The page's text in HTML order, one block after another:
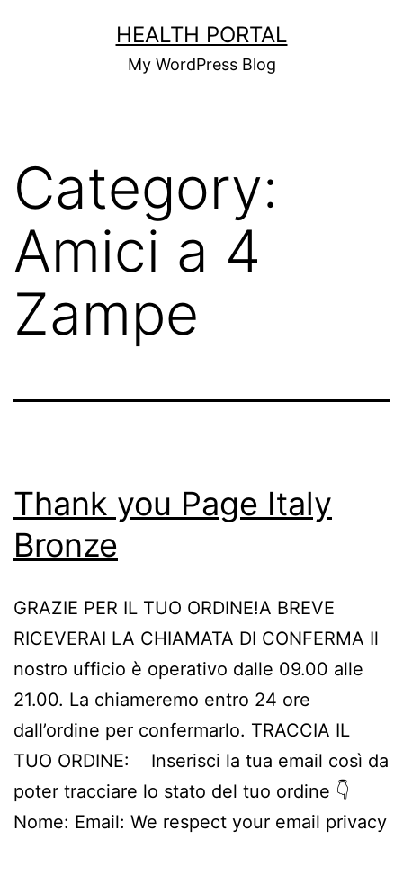
HEALTH PORTAL
My WordPress Blog
Category:
Amici a 4
Zampe
Thank you Page Italy
Bronze
GRAZIE PER IL TUO ORDINE!A BREVE
RICEVERAI LA CHIAMATA DI CONFERMA Il
nostro ufficio è operativo dalle 09.00 alle
21.00. La chiameremo entro 24 ore
dall’ordine per confermarlo. TRACCIA IL
TUO ORDINE: Inserisci la tua email così da
poter tracciare lo stato del tuo ordine 👇
Nome: Email: We respect your email privacy